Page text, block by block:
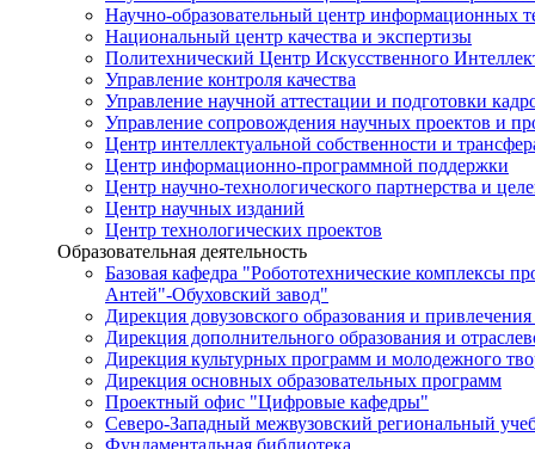
Научно-образовательный центр информационных
Национальный центр качества и экспертизы
Политехнический Центр Искусственного
Управление контроля качества
Управление научной аттестации и подготовки
Управление сопровождения научных проектов и
Центр интеллектуальной собственности и
Центр информационно-программной поддержки
Центр научно-технологического партнерства и
Центр научных изданий
Центр технологических проектов
Образовательная деятельность
Базовая кафедра "Робототехнические комплексы
Антей"-Обуховский завод"
Дирекция довузовского образования и привлечения
Дирекция дополнительного образования и
Дирекция культурных программ и молодежного
Дирекция основных образовательных программ
Проектный офис "Цифровые кафедры"
Северо-Западный межвузовский региональный
Фундаментальная библиотека